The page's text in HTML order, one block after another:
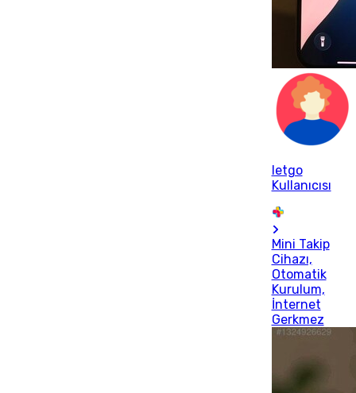
letgo
Kullanıcısı
Mini Takip
Cihazı,
Otomatik
Kurulum,
İnternet
Gerkmez